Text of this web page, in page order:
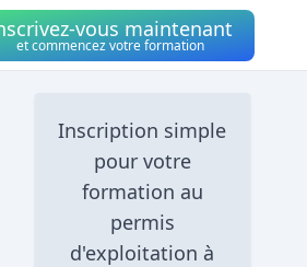
vous maintenant
et commencez votre formation
Inscription simple
pour votre
formation au
permis
d'exploitation à